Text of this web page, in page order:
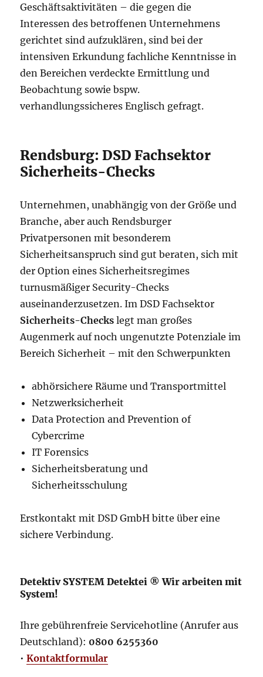
Geschäftsaktivitäten – die gegen die
Interessen des betroffenen Unternehmens
gerichtet sind aufzuklären, sind bei der
intensiven Erkundung fachliche Kenntnisse in
den Bereichen verdeckte Ermittlung und
Beobachtung sowie bspw.
verhandlungssicheres Englisch gefragt.
Rendsburg: DSD Fachsektor
Sicherheits-Checks
Unternehmen, unabhängig von der Größe und
Branche, aber auch Rendsburger
Privatpersonen mit besonderem
Sicherheitsanspruch sind gut beraten, sich mit
der Option eines Sicherheitsregimes
turnusmäßiger Security-Checks
auseinanderzusetzen. Im DSD Fachsektor
Sicherheits-Checks legt man großes
Augenmerk auf noch ungenutzte Potenziale im
Bereich Sicherheit – mit den Schwerpunkten
abhörsichere Räume und Transportmittel
Netzwerksicherheit
Data Protection and Prevention of
Cybercrime
IT Forensics
Sicherheitsberatung und
Sicherheitsschulung
Erstkontakt mit DSD GmbH bitte über eine
sichere Verbindung.
Detektiv SYSTEM Detektei ® Wir arbeiten mit
System!
Ihre gebührenfreie Servicehotline (Anrufer aus
Deutschland): 0800 6255360
•Kontaktformular